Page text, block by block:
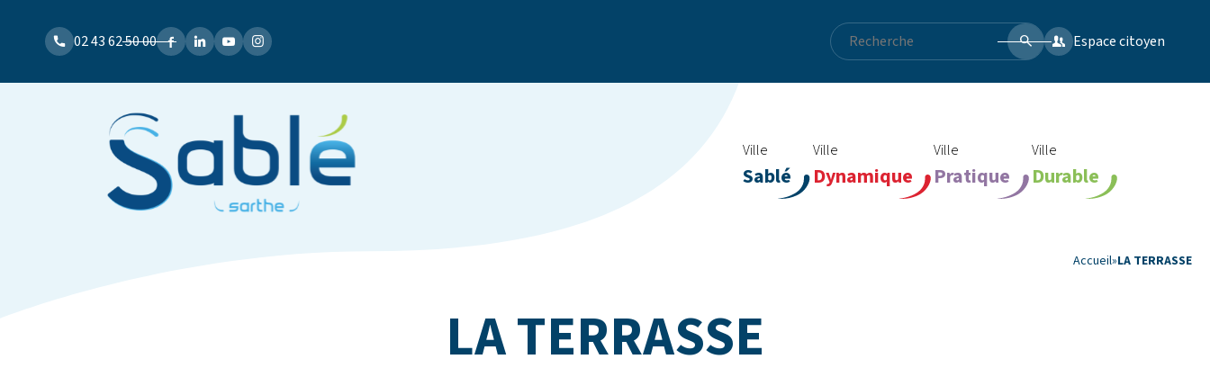
02 43 62 50 00 Espace citoyen
Ville
Sablé
Ville
Dynamique
Ville
Pratique
Ville
Durable
Accueil»LA TERRASSE
LA TERRASSE